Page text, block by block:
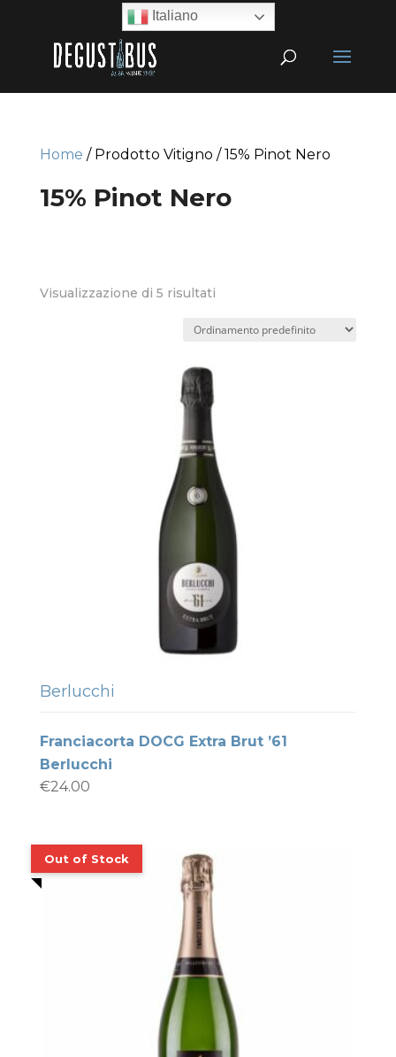
Home / Prodotto Vitigno / 15% Pinot Nero
15% Pinot Nero
Visualizzazione di 5 risultati
Berlucchi
Franciacorta DOCG Extra Brut ’61
Berlucchi
€24.00
Italiano